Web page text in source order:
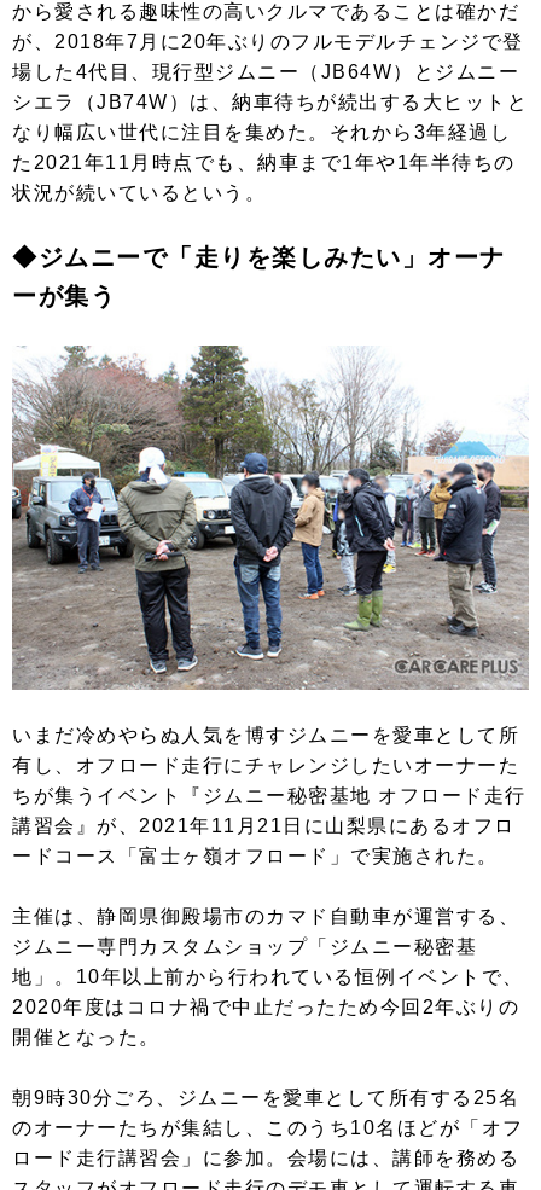
から愛される趣味性の高いクルマであることは確かだ
が、2018年7月に20年ぶりのフルモデルチェンジで登
場した4代目、現行型ジムニー（JB64W）とジムニー
シエラ（JB74W）は、納車待ちが続出する大ヒットと
なり幅広い世代に注目を集めた。それから3年経過し
た2021年11月時点でも、納車まで1年や1年半待ちの
状況が続いているという。
◆ジムニーで「走りを楽しみたい」オーナ
ーが集う
いまだ冷めやらぬ人気を博すジムニーを愛車として所
有し、オフロード走行にチャレンジしたいオーナーた
ちが集うイベント『ジムニー秘密基地 オフロード走行
講習会』が、2021年11月21日に山梨県にあるオフロ
ードコース「富士ヶ嶺オフロード」で実施された。
主催は、静岡県御殿場市のカマド自動車が運営する、
ジムニー専門カスタムショップ「ジムニー秘密基
地」。10年以上前から行われている恒例イベントで、
2020年度はコロナ禍で中止だったため今回2年ぶりの
開催となった。
朝9時30分ごろ、ジムニーを愛車として所有する25名
のオーナーたちが集結し、このうち10名ほどが「オフ
ロード走行講習会」に参加。会場には、講師を務める